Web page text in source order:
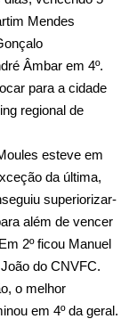
Mendes
Âmbar em 4º.
para a cidade
regional de
esteve em
da última,
superiorizar-
além de vencer
2º ficou Manuel
do CNVFC.
o melhor
em 4º da geral.